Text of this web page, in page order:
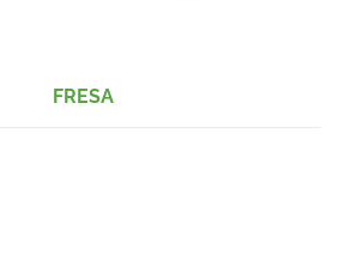
FRESA